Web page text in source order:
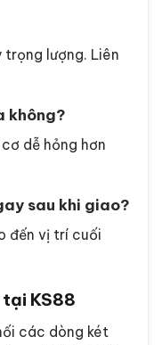
lượng. Liên
không?
dễ hỏng hơn
sau khi giao?
đến vị trí cuối
KS88
các dòng két